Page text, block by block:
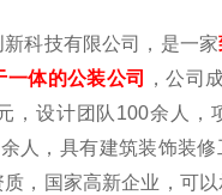
科技有限公司，是一家
体的公装公司
，公司
，设计团队100余人，
人，具有建筑装饰装
，国家高新企业，可